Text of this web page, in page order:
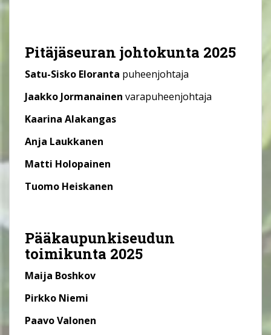
Pitäjäseuran johtokunta 2025
Satu-Sisko Eloranta puheenjohtaja
Jaakko Jormanainen varapuheenjohtaja
Kaarina Alakangas
Anja Laukkanen
Matti Holopainen
Tuomo Heiskanen
Pääkaupunkiseudun
toimikunta 2025
Maija Boshkov
Pirkko Niemi
Paavo Valonen